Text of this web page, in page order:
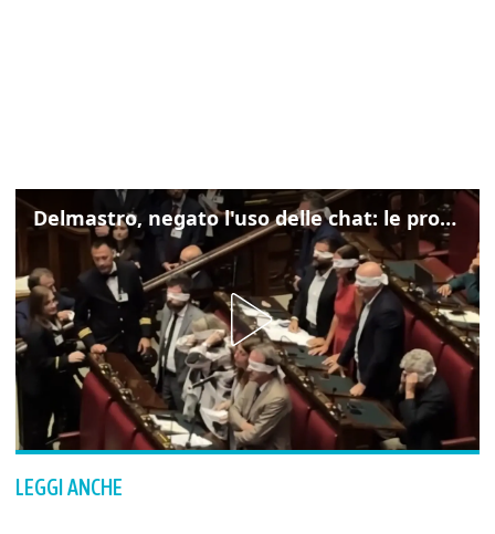
Delmastro, negato l'uso delle chat: le proteste di Avs e M5s
LEGGI ANCHE